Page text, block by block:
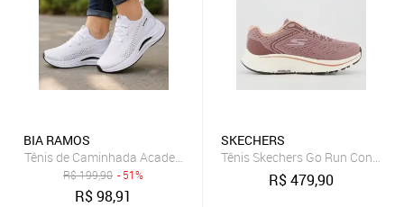
BIA RAMOS
Tênis de Caminhada Academia Treino Casual Dia Dia Unissex
R$199,90 - 51%
R$98,91
SKECHERS
Tênis Skechers Go Run
R$479,90